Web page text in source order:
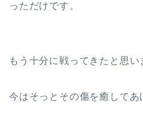
っただけです。
もう十分に戦ってきたと思い
今はそっとその傷を癒してあ